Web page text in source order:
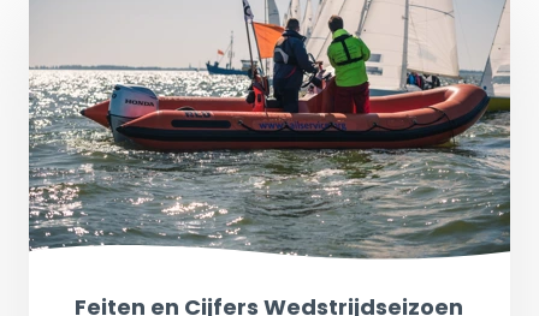
Feiten en Cijfers Wedstrijdseizoen